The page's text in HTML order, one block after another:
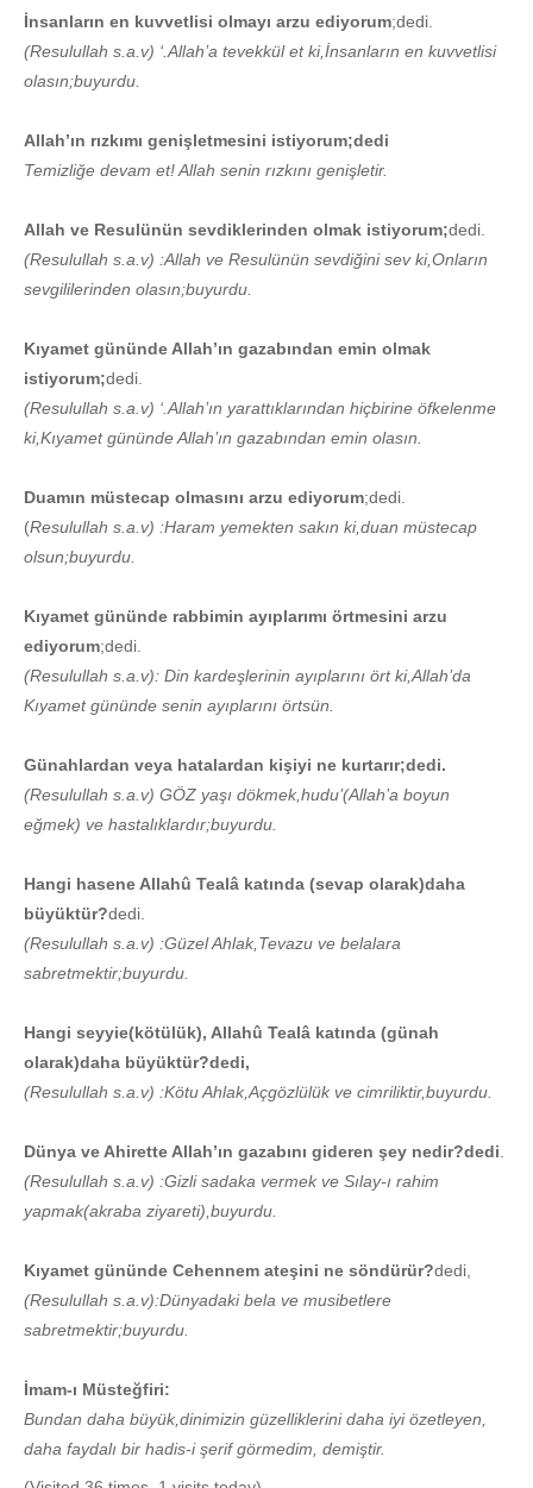
İnsanların en kuvvetlisi olmayı arzu ediyorum;dedi.
(Resulullah s.a.v) ‘.Allah’a tevekkül et ki,İnsanların en kuvvetlisi
olasın;buyurdu.
Allah’ın rızkımı genişletmesini istiyorum;dedi
Temizliğe devam et! Allah senin rızkını genişletir.
Allah ve Resulünün sevdiklerinden olmak istiyorum;dedi.
(Resulullah s.a.v) :Allah ve Resulünün sevdiğini sev ki,Onların
sevgililerinden olasın;buyurdu.
Kıyamet gününde Allah’ın gazabından emin olmak
istiyorum;dedi.
(Resulullah s.a.v) ‘.Allah’ın yarattıklarından hiçbirine öfkelenme
ki,Kıyamet gününde Allah’ın gazabından emin olasın.
Duamın müstecap olmasını arzu ediyorum;dedi.
(Resulullah s.a.v) :Haram yemekten sakın ki,duan müstecap
olsun;buyurdu.
Kıyamet gününde rabbimin ayıplarımı örtmesini arzu
ediyorum;dedi.
(Resulullah s.a.v): Din kardeşlerinin ayıplarını ört ki,Allah’da
Kıyamet gününde senin ayıplarını örtsün.
Günahlardan veya hatalardan kişiyi ne kurtarır;dedi.
(Resulullah s.a.v) GÖZ yaşı dökmek,hudu’(Allah’a boyun
eğmek) ve hastalıklardır;buyurdu.
Hangi hasene Allahû Tealâ katında (sevap olarak)daha
büyüktür?dedi.
(Resulullah s.a.v) :Güzel Ahlak,Tevazu ve belalara
sabretmektir;buyurdu.
Hangi seyyie(kötülük), Allahû Tealâ katında (günah
olarak)daha büyüktür?dedi,
(Resulullah s.a.v) :Kötu Ahlak,Açgözlülük ve cimriliktir,buyurdu.
Dünya ve Ahirette Allah’ın gazabını gideren şey nedir?dedi
(Resulullah s.a.v) :Gizli sadaka vermek ve Sılay-ı rahim
yapmak(akraba ziyareti),buyurdu.
Kıyamet gününde Cehennem ateşini ne söndürür?dedi,
(Resulullah s.a.v):Dünyadaki bela ve musibetlere
sabretmektir;buyurdu.
İmam-ı Müsteğfiri:
Bundan daha büyük,dinimizin güzelliklerini daha iyi özetleyen,
daha faydalı bir hadis-i şerif görmedim, demiştir.